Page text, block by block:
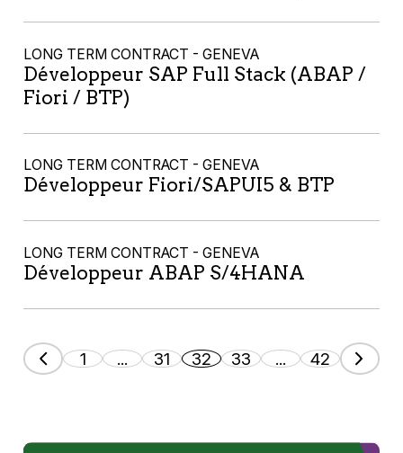
LONG TERM CONTRACT - GENEVA
Développeur SAP Full Stack (ABAP /
Fiori / BTP)
LONG TERM CONTRACT - GENEVA
Développeur Fiori/SAPUI5 & BTP
LONG TERM CONTRACT - GENEVA
Développeur ABAP S/4HANA
1 ... 31 32 33 ... 42